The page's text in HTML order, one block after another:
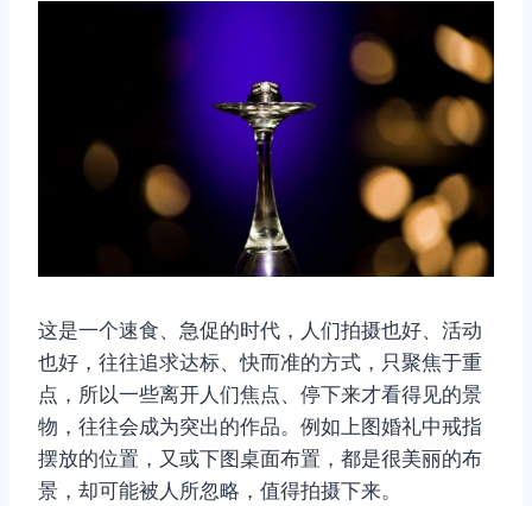
这是一个速食、急促的时代，人们拍摄也好、活动
也好，往往追求达标、快而准的方式，只聚焦于重
点，所以一些离开人们焦点、停下来才看得见的景
物，往往会成为突出的作品。例如上图婚礼中戒指
摆放的位置，又或下图桌面布置，都是很美丽的布
景，却可能被人所忽略，值得拍摄下来。